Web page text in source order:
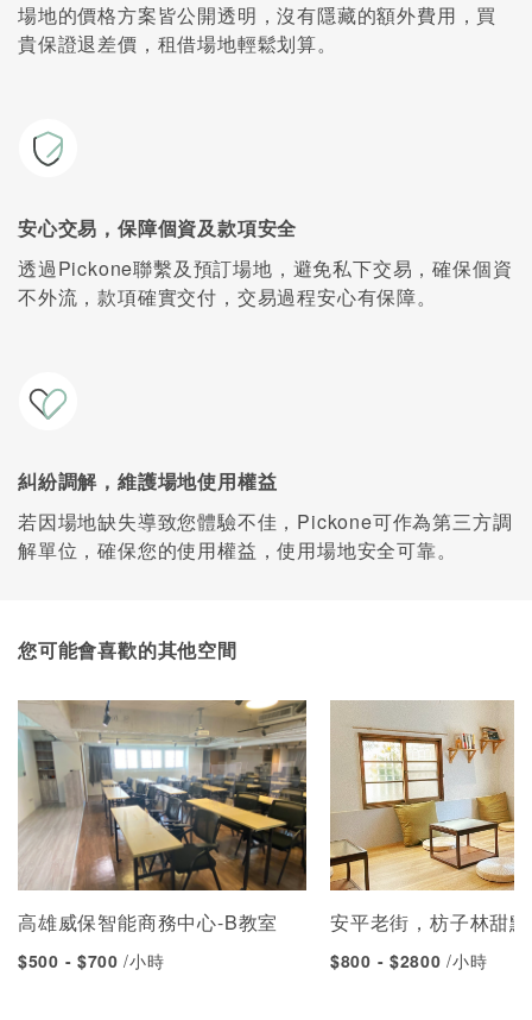
場地的價格方案皆公開透明，沒有隱藏的額外費用，買
貴保證退差價，租借場地輕鬆划算。
安心交易，保障個資及款項安全
透過Pickone聯繫及預訂場地，避免私下交易，確保個資
不外流，款項確實交付，交易過程安心有保障。
糾紛調解，維護場地使用權益
若因場地缺失導致您體驗不佳，Pickone可作為第三方調
解單位，確保您的使用權益，使用場地安全可靠。
您可能會喜歡的其他空間
高雄威保智能商務中心-B教室
$500 - $700/小時
安平老街，枋子林甜
$800 - $2800/小時